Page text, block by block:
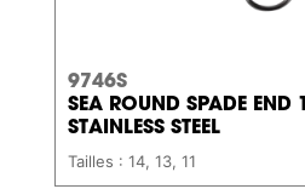
9746S
SEA ROUND SPADE
STAINLESS STEEL
Tailles : 14, 13, 11